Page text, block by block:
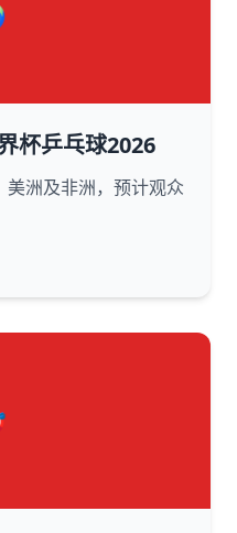
杯乒乓球2026
洲及非洲，预计观众